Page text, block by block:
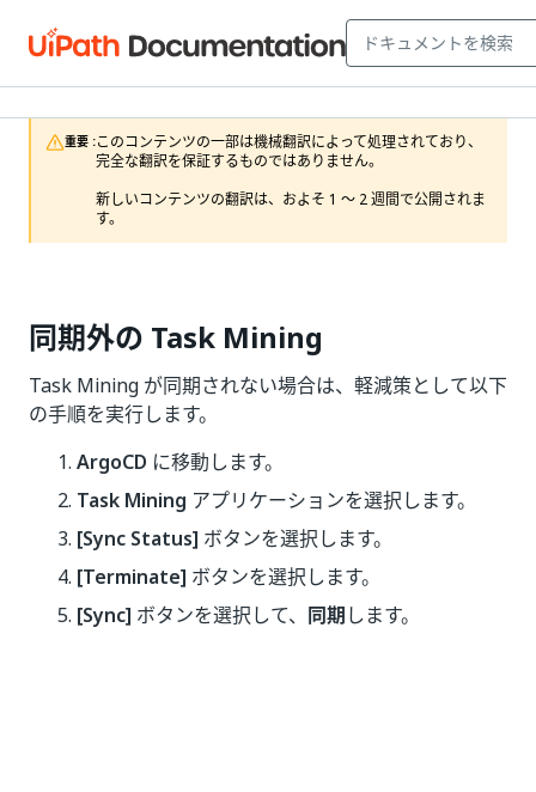
重要 :このコンテンツの一部は機械翻訳によって処理されており、
完全な翻訳を保証するものではありません。
新しいコンテンツの翻訳は、およそ 1 ～ 2 週間で公開されま
す。
同期外の Task Mining
Task Mining が同期されない場合は、軽減策として以下
の手順を実行します。
ArgoCD に移動します。
Task Mining アプリケーションを選択します。
[Sync Status] ボタンを選択します。
[Terminate] ボタンを選択します。
[Sync] ボタンを選択して、 同期します。